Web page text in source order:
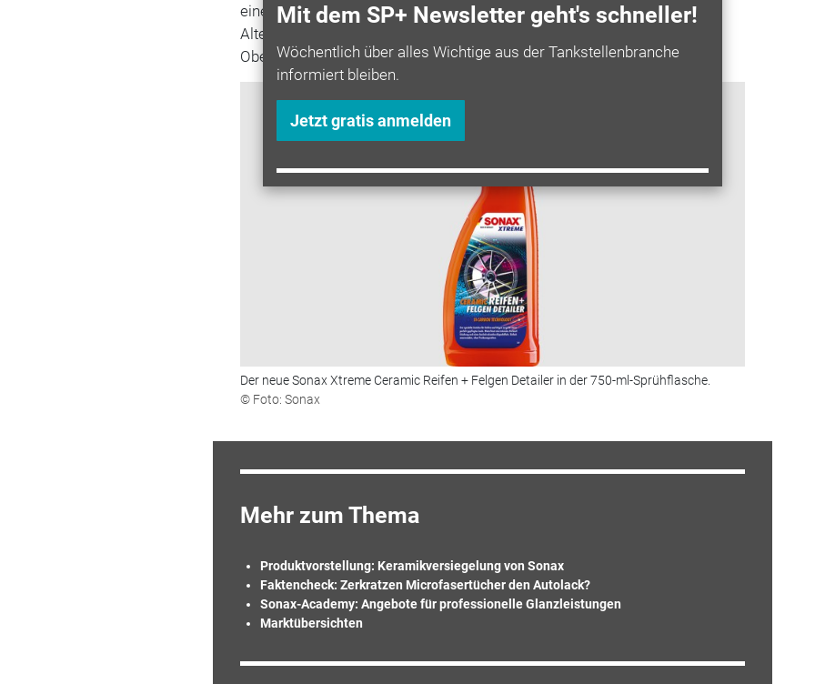
Mit dem SP+ Newsletter geht's schneller!
Wöchentlich über alles Wichtige aus der Tankstellenbranche
informiert bleiben.
Jetzt gratis anmelden
eine Kur mit Ceramic-Effekt. Dieser schützt die Reifen vor vorzeitiger
Alterung und Rissbildung und sorgt auch für ein matt-schwarzes
Oberflächenbild.
Der neue Sonax Xtreme Ceramic Reifen + Felgen Detailer in der 750-ml-Sprühflasche.
© Foto: Sonax
Mehr zum Thema
Produktvorstellung: Keramikversiegelung von Sonax
Faktencheck: Zerkratzen Microfasertücher den Autolack?
Sonax-Academy: Angebote für professionelle Glanzleistungen
Marktübersichten